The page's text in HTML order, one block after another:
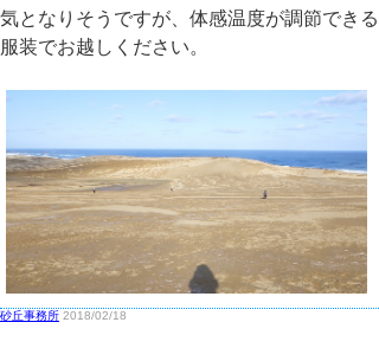
気となりそうですが、体感温度が調節できる
服装でお越しください。
砂丘事務所 2018/02/18